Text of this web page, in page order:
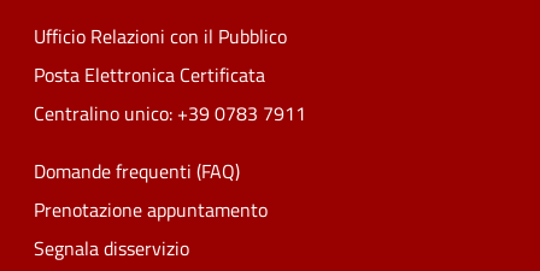
Ufficio Relazioni con il Pubblico
Posta Elettronica Certificata
Centralino unico: +39 0783 7911
Domande frequenti (FAQ)
Prenotazione appuntamento
Segnala disservizio